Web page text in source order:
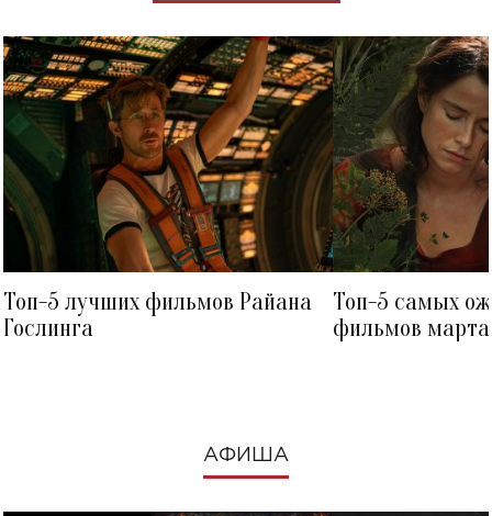
Топ-5 лучших фильмов Райана
Гослинга
Топ-5 самых
фильмов
АФИША